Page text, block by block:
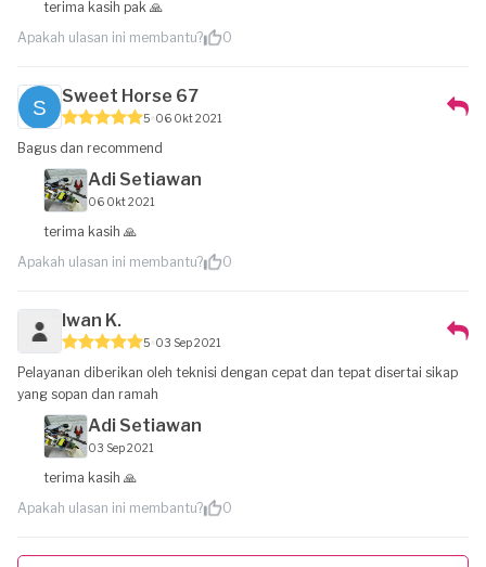
terima kasih pak 🙏
Apakah ulasan ini membantu?
0
Sweet Horse 67
5 06 Okt 2021
Bagus dan recommend
Adi Setiawan
06 Okt 2021
terima kasih 🙏
Apakah ulasan ini membantu?
0
Iwan K.
5 03 Sep 2021
Pelayanan diberikan oleh teknisi dengan cepat dan tepat disertai sikap
yang sopan dan ramah
Adi Setiawan
03 Sep 2021
terima kasih 🙏
Apakah ulasan ini membantu?
0